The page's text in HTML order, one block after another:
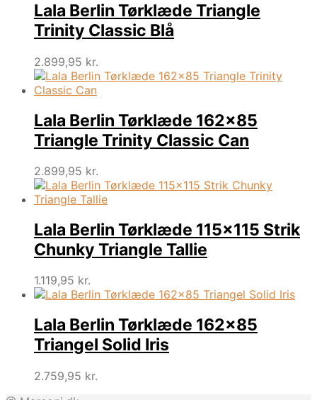
Lala Berlin Tørklæde Triangle
Trinity Classic Blå
2.899,95 kr.
Lala Berlin Tørklæde 162×85
Triangle Trinity Classic Can
2.899,95 kr.
Lala Berlin Tørklæde 115×115 Strik
Chunky Triangle Tallie
1.119,95 kr.
Lala Berlin Tørklæde 162×85
Triangel Solid Iris
2.759,95 kr.